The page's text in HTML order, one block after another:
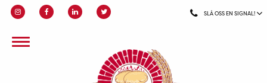
SLÅ OSS EN SIGNAL!